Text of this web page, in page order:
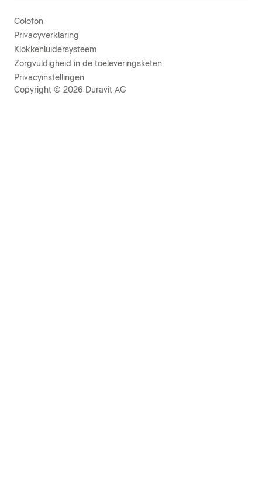
Colofon
Privacyverklaring
Klokkenluidersysteem
Zorgvuldigheid in de toeleveringsketen
Privacyinstellingen
Copyright © 2026 Duravit AG